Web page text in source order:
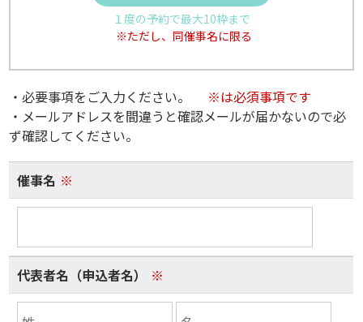
１度の予約で最大10枠まで
※ただし、同催事名に限る
・必要事項をご入力ください。
※は必須事項です
・メールアドレスを間違うと確認メールが届かないので必
ず確認してください。
催事名 ※
代表者名（申込者名） ※